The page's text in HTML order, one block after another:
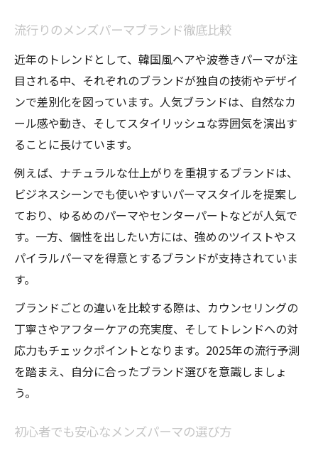
長持ちするメンズパーマの選び方と注意点
流行りのメンズパーマブランド徹底比較
近年のトレンドとして、韓国風ヘアや波巻きパーマが注
目される中、それぞれのブランドが独自の技術やデザイ
ンで差別化を図っています。人気ブランドは、自然なカ
ール感や動き、そしてスタイリッシュな雰囲気を演出す
ることに長けています。
例えば、ナチュラルな仕上がりを重視するブランドは、
ビジネスシーンでも使いやすいパーマスタイルを提案し
ており、ゆるめのパーマやセンターパートなどが人気で
す。一方、個性を出したい方には、強めのツイストやス
パイラルパーマを得意とするブランドが支持されていま
す。
ブランドごとの違いを比較する際は、カウンセリングの
丁寧さやアフターケアの充実度、そしてトレンドへの対
応力もチェックポイントとなります。2025年の流行予測
を踏まえ、自分に合ったブランド選びを意識しましょ
う。
初心者でも安心なメンズパーマの選び方